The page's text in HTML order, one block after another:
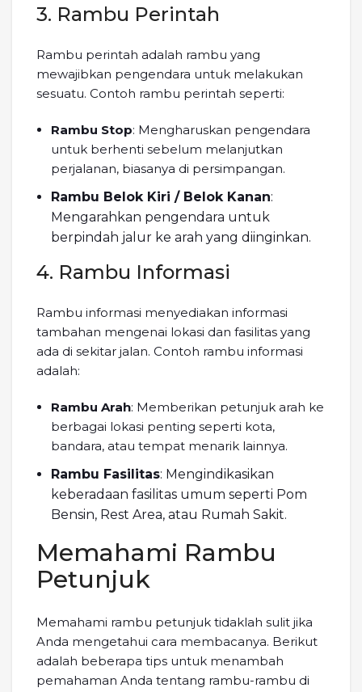
3. Rambu Perintah
Rambu perintah adalah rambu yang
mewajibkan pengendara untuk melakukan
sesuatu. Contoh rambu perintah seperti:
Rambu Stop: Mengharuskan pengendara
untuk berhenti sebelum melanjutkan
perjalanan, biasanya di persimpangan.
Rambu Belok Kiri / Belok Kanan:
Mengarahkan pengendara untuk
berpindah jalur ke arah yang diinginkan.
4. Rambu Informasi
Rambu informasi menyediakan informasi
tambahan mengenai lokasi dan fasilitas yang
ada di sekitar jalan. Contoh rambu informasi
adalah:
Rambu Arah: Memberikan petunjuk arah ke
berbagai lokasi penting seperti kota,
bandara, atau tempat menarik lainnya.
Rambu Fasilitas: Mengindikasikan
keberadaan fasilitas umum seperti Pom
Bensin, Rest Area, atau Rumah Sakit.
Memahami Rambu
Petunjuk
Memahami rambu petunjuk tidaklah sulit jika
Anda mengetahui cara membacanya. Berikut
adalah beberapa tips untuk menambah
pemahaman Anda tentang rambu-rambu di